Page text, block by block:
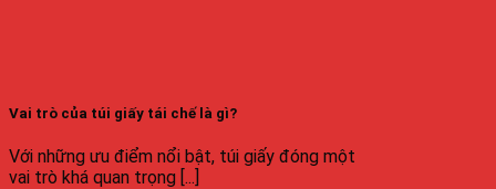
Vai trò của túi giấy tái chế là gì?
Với những ưu điểm nổi bật, túi giấy đóng một
vai trò khá quan trọng [...]